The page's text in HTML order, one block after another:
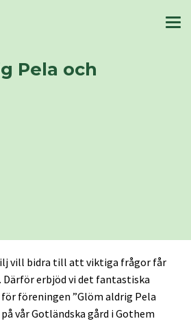
Pela och
vill bidra till att viktiga frågor får
Därför erbjöd vi det fantastiska
föreningen ”Glöm aldrig Pela
vår Gotländska gård i Gothem